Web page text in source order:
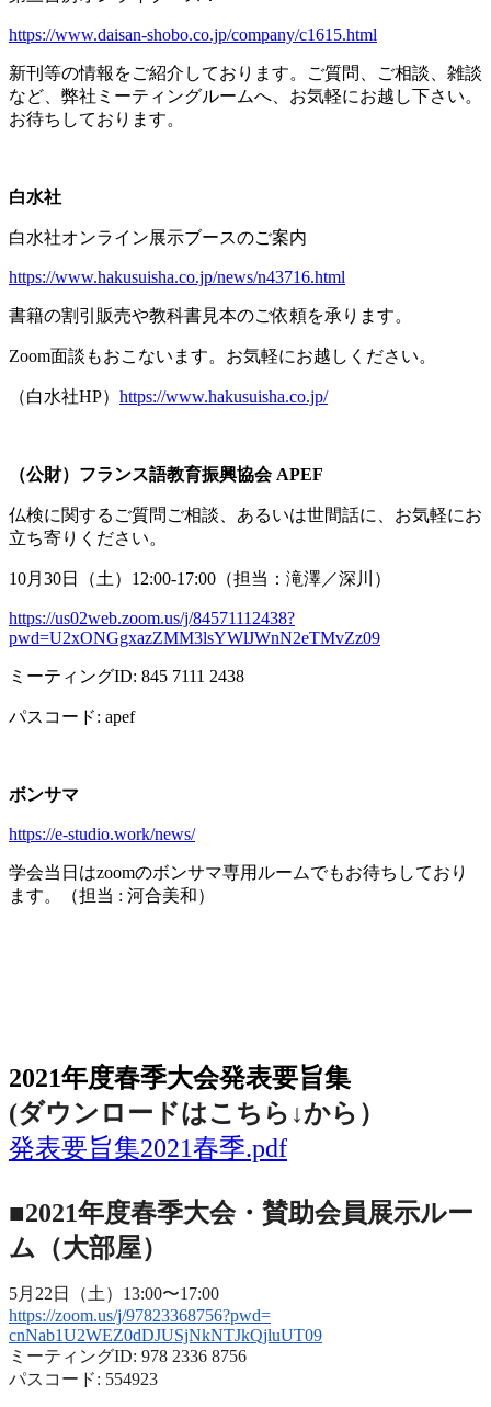
https://www.daisan-shobo.co.jp/company/c1615.html
新刊等の情報をご紹介しております。ご質問、ご相談、雑談
など、弊社ミーティングルームへ、お気軽にお越し下さい。
お待ちしております。
白水社
白水社オンライン展示ブースのご案内
https://www.hakusuisha.co.jp/news/n43716.html
書籍の割引販売や教科書見本のご依頼を承ります。
Zoom面談もおこないます。お気軽にお越しください。
（白水社HP） https://www.hakusuisha.co.jp/
（公財）フランス語教育振興協会APEF
仏検に関するご質問ご相談、あるいは世間話に、お気軽にお
立ち寄りください。
10月 30日（土） 12:00-17:00 （担当：滝澤／深川）
https://us02web.zoom.us/j/84571112438?
pwd=U2xONGgxazZMM3lsYWlJWnN2eTMvZz09
ミーティングID: 845 7111 2438
パスコード: apef
ボンサマ
https://e-studio.work/news/
学会当日はzoomのボンサマ専用ルームでもお待ちしており
ます。（担当 : 河合美和）
2021年度春季大会発表要旨集
(ダウンロードはこちら↓から ）
発表要旨集2021春季.pdf
■2021年度春季大会・賛助会員展示ルー
ム（大部屋）
5月22日（土）13:00〜17:00
https://zoom.us/j/97823368756?pwd=
cnNab1U2WEZ0dDJUSjNkNTJkQjluUT09
ミーティングID: 978 2336 8756
パスコード: 554923